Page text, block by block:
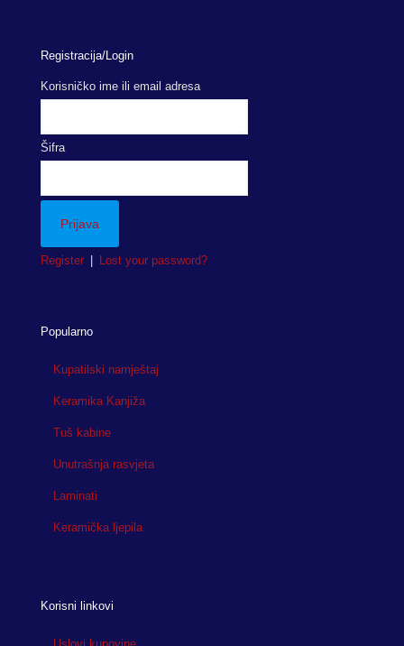
Registracija/Login
Korisničko ime ili email adresa
Šifra
Register | Lost your password?
Popularno
Kupatilski namještaj
Keramika Kanjiža
Tuš kabine
Unutrašnja rasvjeta
Laminati
Keramička ljepila
Korisni linkovi
Uslovi kupovine